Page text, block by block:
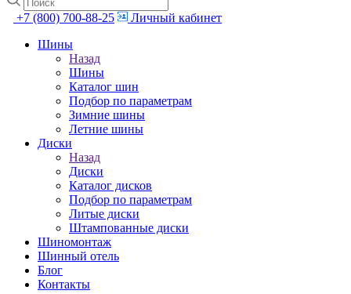
+7 (800) 700-88-25
Личный кабинет
Шины
Назад
Шины
Каталог шин
Подбор по параметрам
Зимние шины
Летние шины
Диски
Назад
Диски
Каталог дисков
Подбор по параметрам
Литые диски
Штампованные диски
Шиномонтаж
Шинный отель
Блог
Контакты